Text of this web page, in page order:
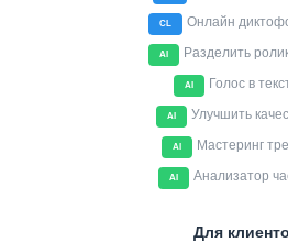
CL Онлайн
AI Разделить
AI Голос в
AI Улучшить
AI Мастеринг
AI Анализатор
Для